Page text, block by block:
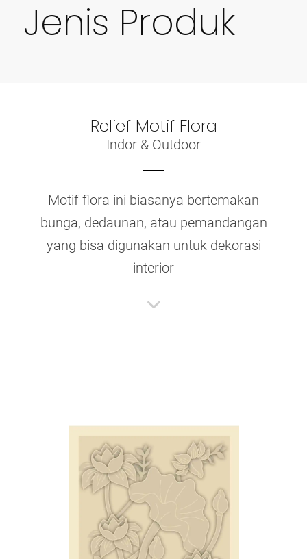
Jenis Produk
Relief Motif Flora
Indor & Outdoor
Motif flora ini biasanya bertemakan
bunga, dedaunan, atau pemandangan
yang bisa digunakan untuk dekorasi
interior